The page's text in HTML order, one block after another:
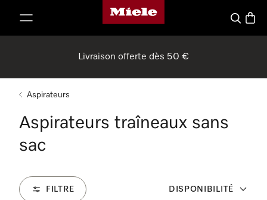
Page d'accueil de Miele
Panier
Livraison offerte dès 50 €
Aspirateurs
Aspirateurs traîneaux sans
sac
FILTRE DISPONIBILITÉ